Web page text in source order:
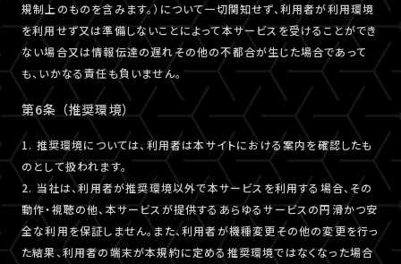
規制上のものを含みます。）について一切関知せず、利用者が利用環境
を利用せず又は準備しないことによって本サービスを受けることができ
ない場合又は情報伝達の遅れその他の不都合が生じた場合であって
も、いかなる責任も負いません。
第6条 （推奨環境）
1. 推奨環境については、利用者は本サイトにおける案内を確認したも
のとして扱われます。
2. 当社は、利用者が推奨環境以外で本サービスを利用する場合、その
動作・視聴の他、本サービスが提供するあらゆるサービスの円滑かつ安
全な利用を保証しません。また、利用者が機種変更その他の変更を行っ
た結果、利用者の端末が本規約に定める推奨環境ではなくなった場合